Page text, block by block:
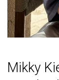
Mikky